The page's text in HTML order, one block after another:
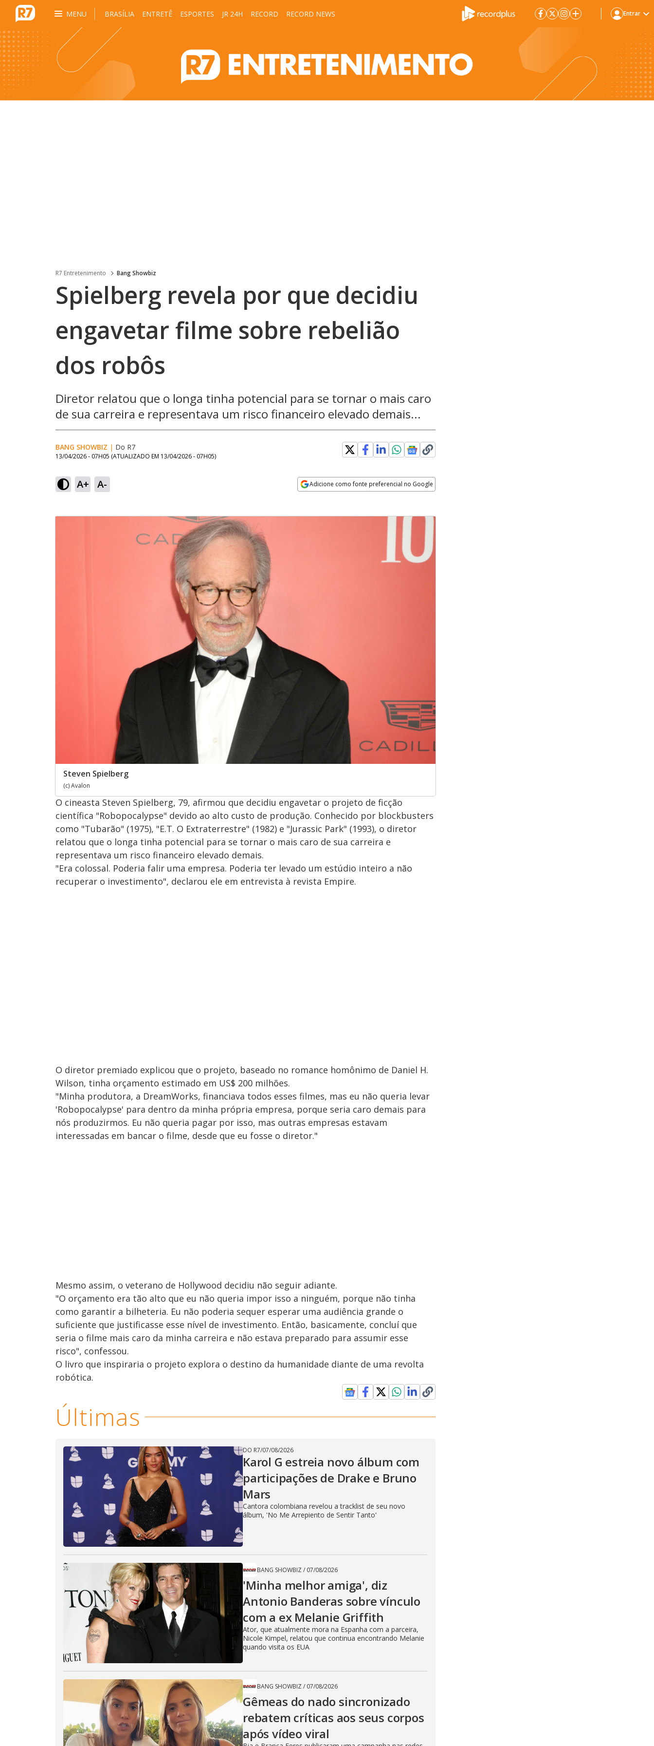
MENU BRASÍLIA ENTRETÊ ESPORTES JR 24H RECORD RECORD NEWS Entrar
R7 Entretenimento Bang Showbiz
Spielberg revela por que decidiu
engavetar filme sobre rebelião
dos robôs
Diretor relatou que o longa tinha potencial para se tornar o mais caro
de sua carreira e representava um risco financeiro elevado demais...
BANG SHOWBIZ | Do R7
13/04/2026 - 07H05 (ATUALIZADO EM 13/04/2026 - 07H05)
A+ A- Adicione como fonte preferencial no Google
Steven Spielberg
(c) Avalon
O cineasta Steven Spielberg, 79, afirmou que decidiu engavetar o projeto de ficção
científica "Robopocalypse" devido ao alto custo de produção. Conhecido por blockbusters
como "Tubarão" (1975), "E.T. O Extraterrestre" (1982) e "Jurassic Park" (1993), o diretor
relatou que o longa tinha potencial para se tornar o mais caro de sua carreira e
representava um risco financeiro elevado demais.
"Era colossal. Poderia falir uma empresa. Poderia ter levado um estúdio inteiro a não
recuperar o investimento", declarou ele em entrevista à revista Empire.
O diretor premiado explicou que o projeto, baseado no romance homônimo de Daniel H.
Wilson, tinha orçamento estimado em US$ 200 milhões.
"Minha produtora, a DreamWorks, financiava todos esses filmes, mas eu não queria levar
'Robopocalypse' para dentro da minha própria empresa, porque seria caro demais para
nós produzirmos. Eu não queria pagar por isso, mas outras empresas estavam
interessadas em bancar o filme, desde que eu fosse o diretor."
Mesmo assim, o veterano de Hollywood decidiu não seguir adiante.
"O orçamento era tão alto que eu não queria impor isso a ninguém, porque não tinha
como garantir a bilheteria. Eu não poderia sequer esperar uma audiência grande o
suficiente que justificasse esse nível de investimento. Então, basicamente, concluí que
seria o filme mais caro da minha carreira e não estava preparado para assumir esse
risco", confessou.
O livro que inspiraria o projeto explora o destino da humanidade diante de uma revolta
robótica.
Últimas
DO R7/07/08/2026
Karol G estreia novo álbum com
participações de Drake e Bruno
Mars
Cantora colombiana revelou a ​tracklist de seu novo
álbum, 'No Me Arrepiento de Sentir Tanto'
BANG SHOWBIZ / 07/08/2026
'Minha melhor amiga', diz
Antonio Banderas sobre vínculo
com a ex Melanie Griffith
Ator, que atualmente mora na Espanha com a parceira,
Nicole Kimpel, relatou que continua encontrando Melanie
quando visita os EUA
BANG SHOWBIZ / 07/08/2026
Gêmeas do nado sincronizado
rebatem críticas ​a​os seus corpos
após vídeo viral